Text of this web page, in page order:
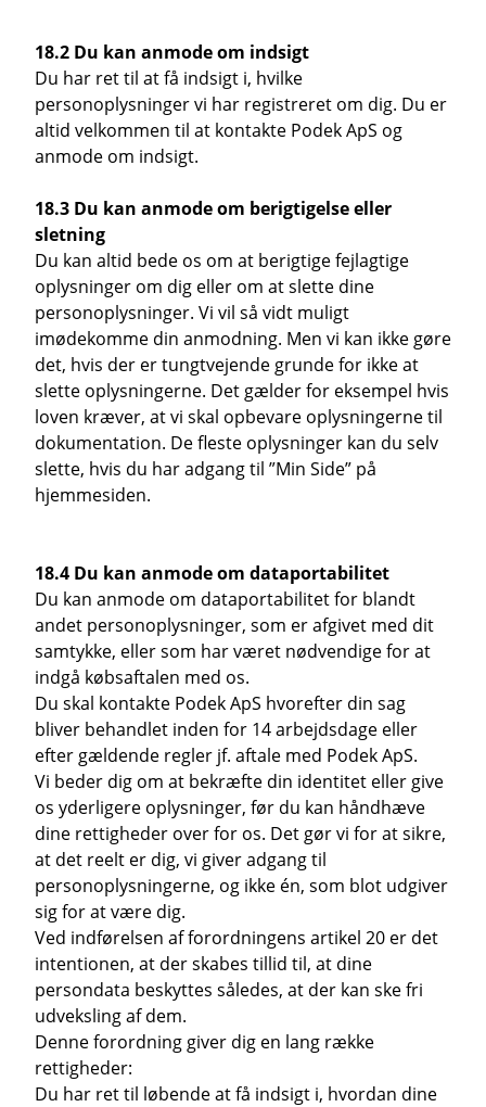
18.2 Du kan anmode om indsigt
Du har ret til at få indsigt i, hvilke
personoplysninger vi har registreret om dig. Du er
altid velkommen til at kontakte Podek ApS og
anmode om indsigt.
18.3 Du kan anmode om berigtigelse eller
sletning
Du kan altid bede os om at berigtige fejlagtige
oplysninger om dig eller om at slette dine
personoplysninger. Vi vil så vidt muligt
imødekomme din anmodning. Men vi kan ikke gøre
det, hvis der er tungtvejende grunde for ikke at
slette oplysningerne. Det gælder for eksempel hvis
loven kræver, at vi skal opbevare oplysningerne til
dokumentation. De fleste oplysninger kan du selv
slette, hvis du har adgang til ”Min Side” på
hjemmesiden.
18.4 Du kan anmode om dataportabilitet
Du kan anmode om dataportabilitet for blandt
andet personoplysninger, som er afgivet med dit
samtykke, eller som har været nødvendige for at
indgå købsaftalen med os.
Du skal kontakte Podek ApS hvorefter din sag
bliver behandlet inden for 14 arbejdsdage eller
efter gældende regler jf. aftale med Podek ApS.
Vi beder dig om at bekræfte din identitet eller give
os yderligere oplysninger, før du kan håndhæve
dine rettigheder over for os. Det gør vi for at sikre,
at det reelt er dig, vi giver adgang til
personoplysningerne, og ikke én, som blot udgiver
sig for at være dig.
Ved indførelsen af forordningens artikel 20 er det
intentionen, at der skabes tillid til, at dine
persondata beskyttes således, at der kan ske fri
udveksling af dem.
Denne forordning giver dig en lang række
rettigheder:
Du har ret til løbende at få indsigt i, hvordan dine